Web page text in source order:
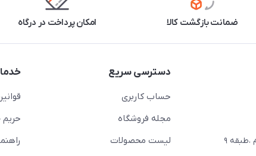
ضمانت بازگشت کالا امکان پرداخت در درگاه
۹
دسترسی سریع
حساب کاربری
مجله فروشگاه
لیست محصولات